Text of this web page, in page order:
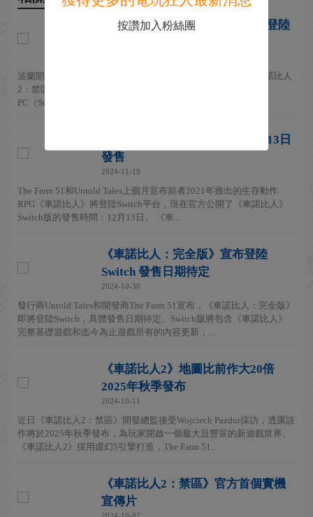
《車諾比人2》即將眾籌 2025年登陸
波蘭開發發行商The Farm 51日前宣布，旗下好評遊戲續作《車諾比人
2：禁區》即將開啟眾籌，本作預定2025年登陸
PC（Steam）/PS5/Xbox Series X|S多平台，敬請期待。 《車...
《車諾比人》Switch完全版12月13日
發售
2024-11-19
The Farm 51和Untold Tales上個月宣布前者2021年推出的生存動作
RPG《車諾比人》將登陸Switch平台，現在官方公開了《車諾比人》
Switch版的發售時間：12月13日。 《車...
《車諾比人：完全版》宣布登陸
Switch 發售日期待定
2024-10-30
發行商Untold Tales和開發商The Farm 51宣布，《車諾比人：完全版》
即將登陸Switch，具體發售日期待定。Switch版將包含《車諾比人》
完整基礎遊戲和迄今為止遊戲所有的內容更新，...
《車諾比人2》地圖比前作大20倍
2025年秋季發布
2024-10-11
近日《車諾比人2：禁區》開發總監接受Wojciech Pazdur採訪，透露該
作將於2025年秋季發布，為玩家開啟一個龐大且豐富的新遊戲世界。
《車諾比人2》採用虛幻5引擎打造，The Farm 51...
《車諾比人2：禁區》官方首個實機
宣傳片
按讚加入粉絲團